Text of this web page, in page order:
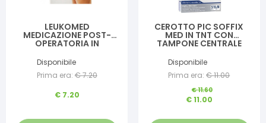
LEUKOMED
MEDICAZIONE POST-
OPERATORIA IN
8 X 10 CM
Disponibile
Prima era: €7.20
€ 7.20
CEROTTO PIC SOFFIX
MED IN TNT CON
TAMPONE CENTRALE
MONOUSO 10X15 CM
ANTIBATTERICO 5 PEZZI
Disponibile
Prima era: €11.00
€11.60
€11.00